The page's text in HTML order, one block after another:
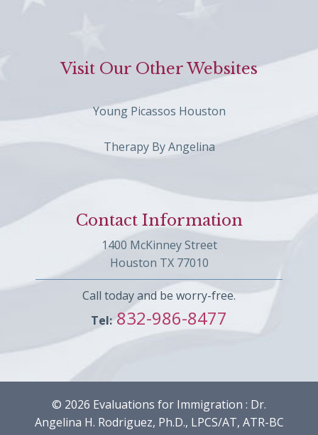
Visit Our Other Websites
Young Picassos Houston
Therapy By Angelina
Contact Information
1400 McKinney Street
Houston TX 77010
Call today and be worry-free.
Tel:832-986-8477
© 2026 Evaluations for Immigration : Dr.
Angelina H. Rodriguez, Ph.D., LPCS/AT, ATR-BC